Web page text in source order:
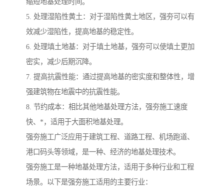
缩短地基处理时间。
5. 处理湿陷性黄土：对于湿陷性黄土地区，强夯可以有
效减少湿陷性，提高地基的稳定性。
6. 处理填土地基：对于填土地基，强夯可以使填土更加
密实，减少后期沉降。
7. 提高抗震性能：通过提高地基的密实度和整体性，增
强建筑物在地震中的抗震性能。
8. 节约成本：相比其他地基处理方法，强夯施工速度
快、*，适用于大面积地基处理。
强夯施工广泛应用于建筑工程、道路工程、机场跑道、
港口码头等领域，是一种、经济的地基处理技术。
强夯施工是一种地基处理方法，适用于多种行业和工程
场景。以下是强夯施工适用的主要行业：